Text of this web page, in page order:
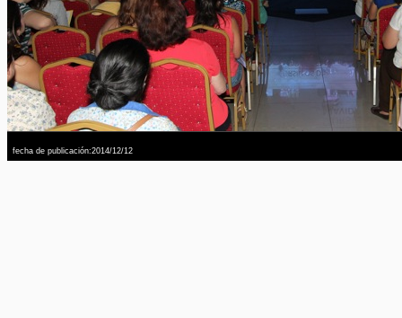
fecha de publicación:2014/12/12